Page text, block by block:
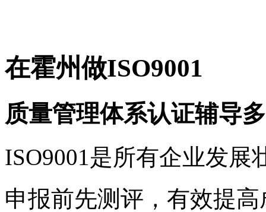
在霍州做ISO9001
质量管理体系认证辅导
ISO9001是所有企业发展
申报前先测评，有效提